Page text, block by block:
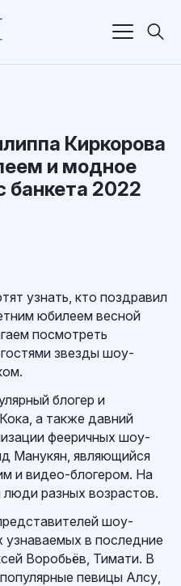
Киркорова
и модное
2022
узнать, кто поздравил
юбилеем весной
посмотреть
звезды шоу-
блогер и
а также давний
фееричных шоу-
Манукян, являющийся
и видео-блогером. На
люди разных возрастов.
шоу-
узнаваемых в последние
Воробьёв, Тимати. В
певицы Алсу,